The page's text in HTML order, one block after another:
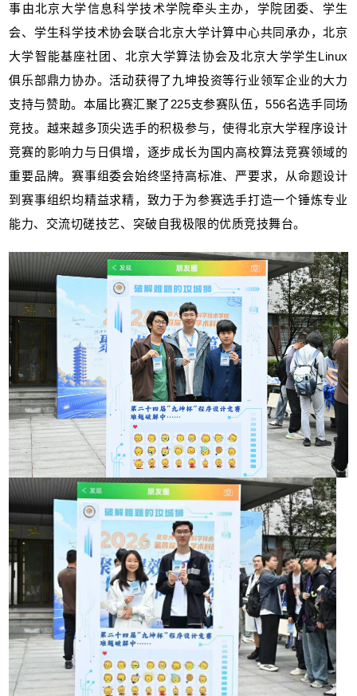
事由北京大学信息科学技术学院牵头主办，学院团委、学生
会、学生科学技术协会联合北京大学计算中心共同承办，北京
大学智能基座社团、北京大学算法协会及北京大学学生Linux
俱乐部鼎力协办。活动获得了九坤投资等行业领军企业的大力
支持与赞助。本届比赛汇聚了225支参赛队伍，556名选手同场
竞技。越来越多顶尖选手的积极参与，使得北京大学程序设计
竞赛的影响力与日俱增，逐步成长为国内高校算法竞赛领域的
重要品牌。赛事组委会始终坚持高标准、严要求，从命题设计
到赛事组织均精益求精，致力于为参赛选手打造一个锤炼专业
能力、交流切磋技艺、突破自我极限的优质竞技舞台。